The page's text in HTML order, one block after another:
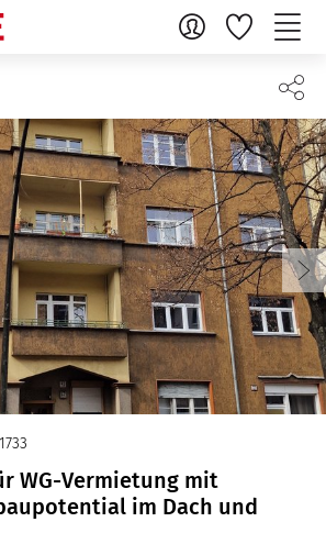
WG-Vermietung mit
im Dach und